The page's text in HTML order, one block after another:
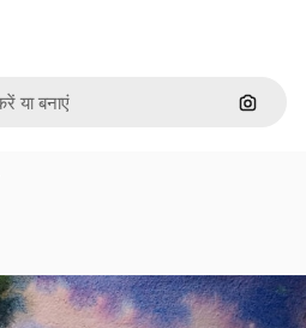
इमेज से